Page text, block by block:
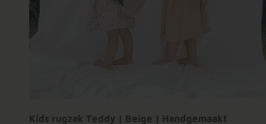
Kids rugzak Teddy | Beige | Handgemaakt